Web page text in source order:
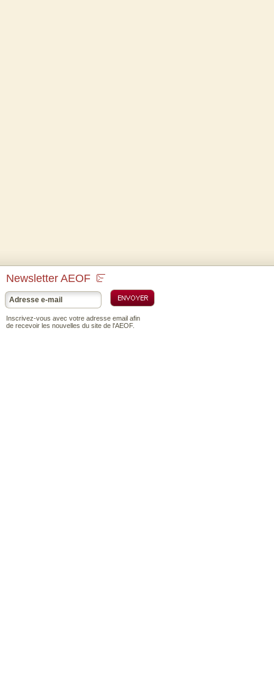
Newsletter AEOF
Inscrivez-vous avec votre adresse email afin
de recevoir les nouvelles du site de l'AEOF.